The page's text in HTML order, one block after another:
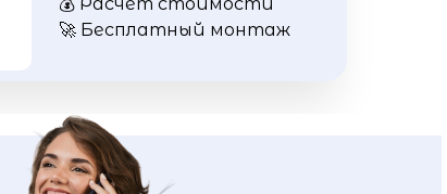
🚀 Бесплатный монтаж